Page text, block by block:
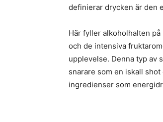
definierar drycken är den
Här fyller alkoholhalten
och de intensiva
upplevelse. Denna typ av
snarare som en iskall
ingredienser som